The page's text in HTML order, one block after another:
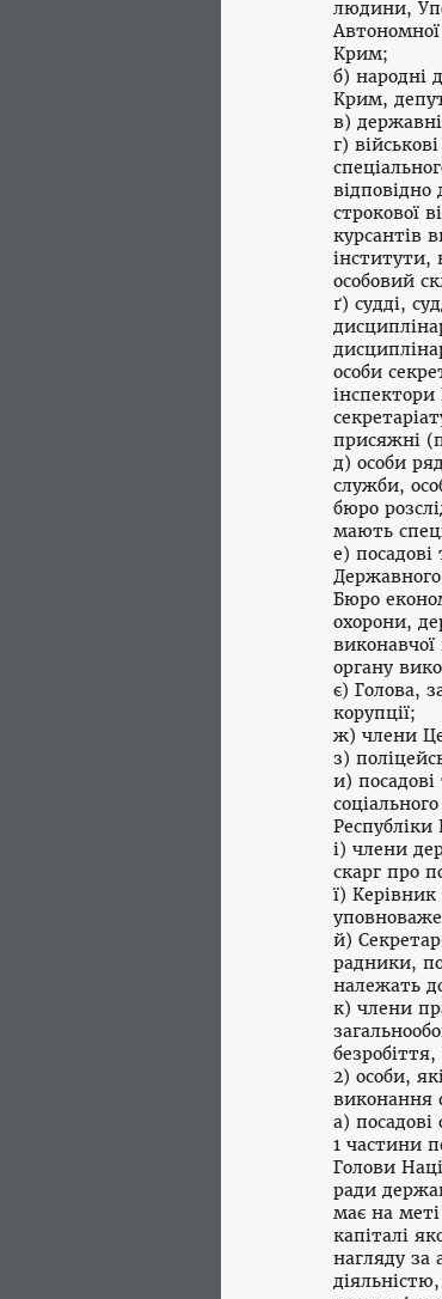
людини,
Крим;
б) народні
Крим,
в)
г)
відповідно
строкової
курсантів
інститути,
особовий
ґ) судді,
особи
інспектори
присяжні
д) особи
служби,
бюро
мають
е)
Бюро
охорони,
органу
є) Голова,
корупції;
ж) члени
з)
и)
і) члени
скарг про
ї)
й)
радники,
належать
к) члени
2) особи,
виконання
а)
1 частини
Голови
ради
має на
капіталі
нагляду за